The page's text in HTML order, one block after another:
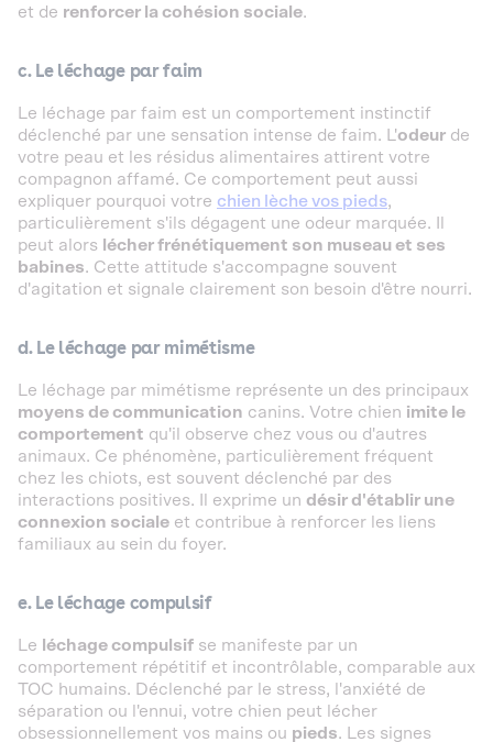
et de renforcer la cohésion sociale.
c. Le léchage par faim
Le léchage par faim est un comportement instinctif
déclenché par une sensation intense de faim. L'odeur de
votre peau et les résidus alimentaires attirent votre
compagnon affamé. Ce comportement peut aussi
expliquer pourquoi votre chien lèche vos pieds,
particulièrement s'ils dégagent une odeur marquée. Il
peut alors lécher frénétiquement son museau et ses
babines. Cette attitude s'accompagne souvent
d'agitation et signale clairement son besoin d'être nourri.
d. Le léchage par mimétisme
Le léchage par mimétisme représente un des principaux
moyens de communication canins. Votre chien imite le
comportement qu'il observe chez vous ou d'autres
animaux. Ce phénomène, particulièrement fréquent
chez les chiots, est souvent déclenché par des
interactions positives. Il exprime un désir d'établir une
connexion sociale et contribue à renforcer les liens
familiaux au sein du foyer.
e. Le léchage compulsif
Le léchage compulsif se manifeste par un
comportement répétitif et incontrôlable, comparable aux
TOC humains. Déclenché par le stress, l'anxiété de
séparation ou l'ennui, votre chien peut lécher
obsessionnellement vos mains ou pieds. Les signes